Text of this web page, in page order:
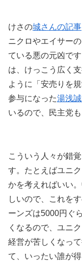
けさの城さんの記事
ニクロやエイサー
ている悪の元凶で
は、けっこう広く
ように「安売りを
参与になった湯浅
いるので、民主党
こういう人々が錯
す。たとえばユニ
かを考えればいい
しいので、これを
ーンズは5000円ぐ
くなるので、ユニ
経営が苦しくなっ
て、いったい誰が